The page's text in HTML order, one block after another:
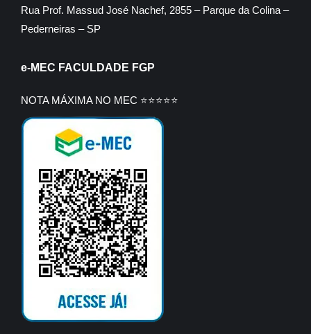
Rua Prof. Massud José Nachef, 2855 – Parque da Colina –
Pederneiras – SP
e-MEC FACULDADE FGP
NOTA MÁXIMA NO MEC ⭐⭐⭐⭐⭐